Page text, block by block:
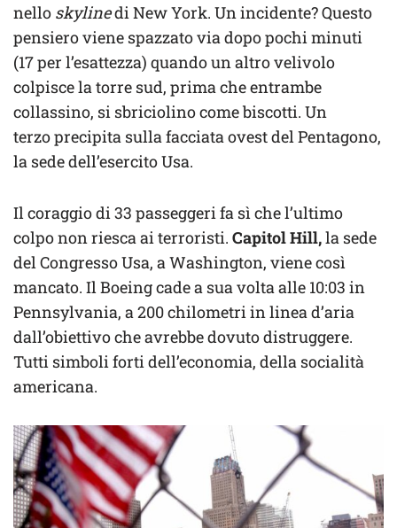
nello skylinedi New York. Un incidente? Questo
pensiero viene spazzato via dopo pochi minuti
(17 per l’esattezza) quando un altro velivolo
colpisce la torre sud, prima che entrambe
collassino, si sbriciolino come biscotti. Un
terzo precipita sulla facciata ovest del Pentagono,
la sede dell’esercito Usa.
Il coraggio di 33 passeggeri fa sì che l’ultimo
colpo non riesca ai terroristi. Capitol Hill,la sede
del Congresso Usa, a Washington, viene così
mancato. Il Boeing cade a sua volta alle 10:03 in
Pennsylvania, a 200 chilometri in linea d’aria
dall’obiettivo che avrebbe dovuto distruggere.
Tutti simboli forti dell’economia, della socialità
americana.